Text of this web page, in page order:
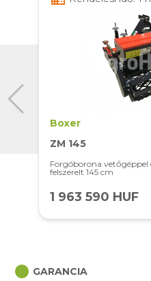
Boxer
ZM 145
Forgóborona vetőgéppel
felszerelt 145 cm
1 963 590 HUF
circle GARANCIA